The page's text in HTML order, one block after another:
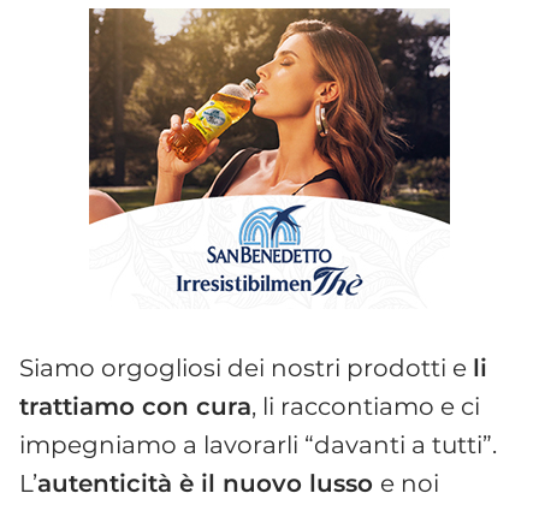
Siamo orgogliosi dei nostri prodotti e li
trattiamo con cura, li raccontiamo e ci
impegniamo a lavorarli “davanti a tutti”.
L’autenticità è il nuovo lusso e noi